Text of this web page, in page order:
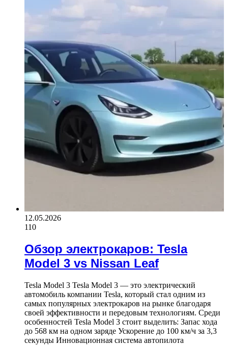
12.05.2026
110
Обзор электрокаров: Tesla
Model 3 vs Nissan Leaf
Tesla Model 3 Tesla Model 3 — это электрический
автомобиль компании Tesla, который стал одним из
самых популярных электрокаров на рынке благодаря
своей эффективности и передовым технологиям. Среди
особенностей Tesla Model 3 стоит выделить: Запас хода
до 568 км на одном заряде Ускорение до 100 км/ч за 3,3
секунды Инновационная система автопилота